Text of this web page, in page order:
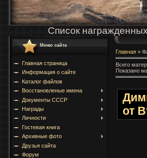
Список
Меню сайта
Главная страница
Информация о сайте
Каталог файлов
Восстановленые имена
Документы СССР
Награды
Личности
Гостевая книга
Архивные фото
Друзья сайта
Форум
Главная »
Всего
Показано
от